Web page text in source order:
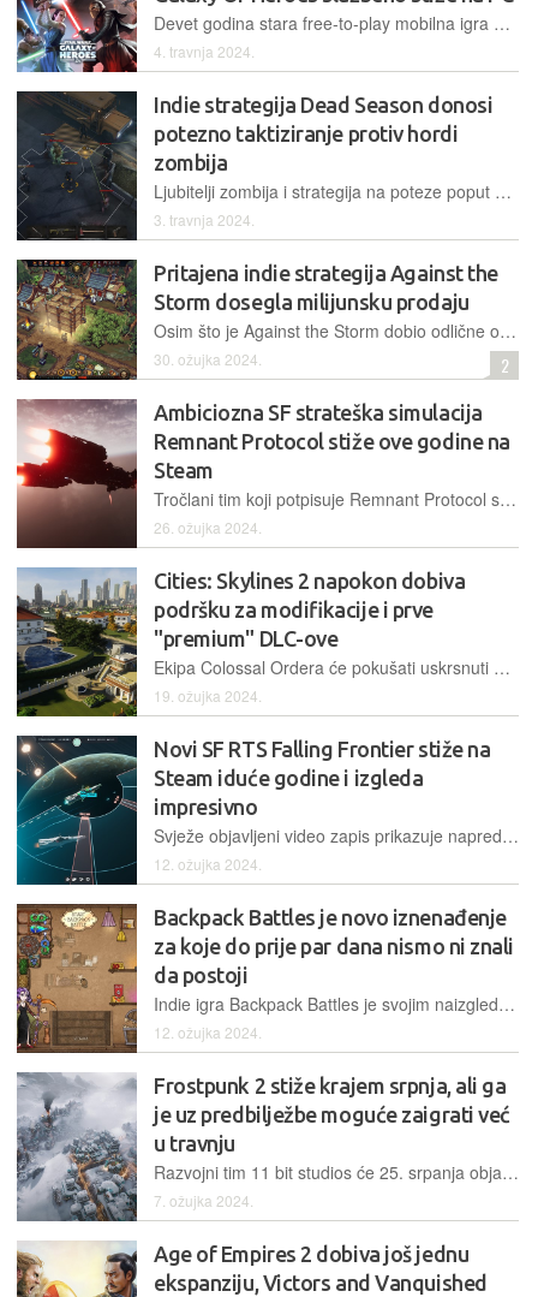
Devet godina stara free-to-play mobilna igra Star Wars: Galaxy Of Heroes će nakon skorašnjeg beta testiranja dobiti službenu podršku za igranje na PC-ju
4. travnja 2024.
Indie strategija Dead Season donosi
potezno taktiziranje protiv hordi
zombija
Ljubitelji zombija i strategija na poteze poput XCOM-a će ove godine dobiti priliku zaigrati Dead Season u kojem svaki neoprezni korak može značiti sigurnu smrt
3. travnja 2024.
Pritajena indie strategija Against the
Storm dosegla milijunsku prodaju
Osim što je Against the Storm dobio odlične ocjene kritike, ovoj graditeljsko menadžerskoj strategiji je pozitivno mišljenje dalo preko 95 posto igrača na Steamu
30. ožujka 2024. 2
Ambiciozna SF strateška simulacija
Remnant Protocol stiže ove godine na
Steam
Tročlani tim koji potpisuje Remnant Protocol se nada privući fanove Star Warsa epskim bitkama brodova, kao i XCOM-ovce strateškim elementima koji usmjeravaju našu pobunu prema pobjedi
26. ožujka 2024.
Cities: Skylines 2 napokon dobiva
podršku za modifikacije i prve
"premium" DLC-ove
Ekipa Colossal Ordera će pokušati uskrsnuti Cities: Skylines 2 objavom obećanih alata za modificiranje, daljnjim ispravcima, kao i kozmetičkim DLC-ovima od kojih prvi stižu idući tjedan
19. ožujka 2024.
Novi SF RTS Falling Frontier stiže na
Steam iduće godine i izgleda
impresivno
Svježe objavljeni video zapis prikazuje napredak u razvoju Falling Frontiera, nove strategije koja nas vodi u pametno osmišljene i razrađene svemirske ratove
12. ožujka 2024.
Backpack Battles je novo iznenađenje
za koje do prije par dana nismo ni znali
da postoji
Indie igra Backpack Battles je svojim naizgled jednostavnim konceptom tri dana nakon izlaska okupila gotovo 30 tisuća igrača istovremeno uz iznimno pozitivne kritike
12. ožujka 2024.
Frostpunk 2 stiže krajem srpnja, ali ga
je uz predbilježbe moguće zaigrati već
u travnju
Razvojni tim 11 bit studios će 25. srpanja objaviti Frostpunk 2, a predbilježbom na Deluxe izdanje, igrači dobivaju priliku zaigrati ga u sedmodnevnoj u beti tijekom travnja
7. ožujka 2024.
Age of Empires 2 dobiva još jednu
ekspanziju, Victors and Vanquished